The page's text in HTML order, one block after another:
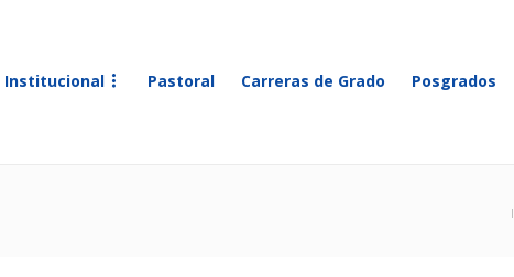
Institucional Pastoral Carreras de Grado Posgrados